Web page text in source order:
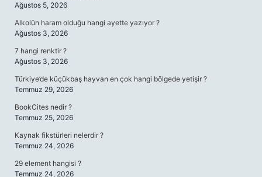
Ağustos 5, 2026
Alkolün haram olduğu hangi ayette yazıyor ?
Ağustos 3, 2026
7 hangi renktir ?
Ağustos 3, 2026
Türkiye’de küçükbaş hayvan en çok hangi bölgede yetişir ?
Temmuz 29, 2026
BookCites nedir ?
Temmuz 25, 2026
Kaynak fikstürleri nelerdir ?
Temmuz 24, 2026
29 element hangisi ?
Temmuz 24, 2026